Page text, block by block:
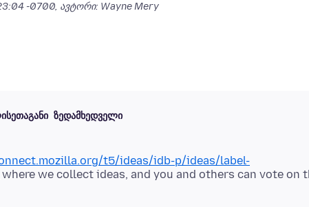
-0700, ავტორი: Wayne Mery
ზედამხედველი
t5/ideas/idb-p/ideas/label-
where we collect ideas, and you and others can vote on